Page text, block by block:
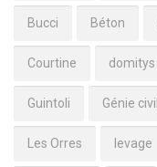
Bucci Béton
Courtine domitys
Guintoli Génie civil
Les Orres levage